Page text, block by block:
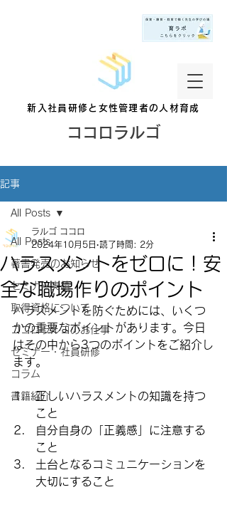
新入社員研修と女性管理者の人材育成
ココロラルゴ
記事
All Posts
著書発売のお知らせ
セミナー実績
取得資格について
ココロラルゴのお仕事
セミナー・社員研修
コラム
書籍紹介
All Posts
ハラスメントをゼロに！安
全な職場作りのポイント
ラルゴ ココロ
2024年10月5日 読了時間: 2分
ハラスメントを防ぐためには、いくつ
かの重要なポイントがあります。今日
はその中から3つのポイントをご紹介し
ます。
正しいハラスメントの知識を持つ
こと
自分自身の「正義感」に注意する
こと
土台となるコミュニケーションを
大切にすること